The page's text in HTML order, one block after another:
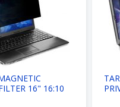
16" 16:10